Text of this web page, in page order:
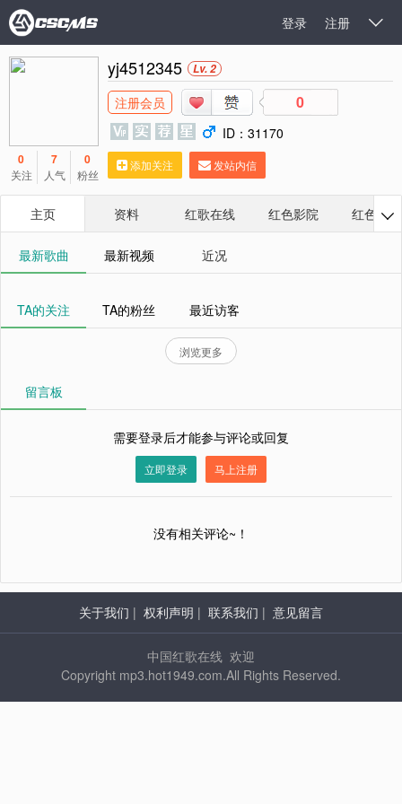

注册
登录
0
关注
7
人气
0
粉丝
yj4512345 Lv. 2
注册会员 0
ID：31170
添加关注 发站内信
主页 资料 红歌在线 红色影院 红色相册

最新歌曲 最新视频 近况
TA的关注 TA的粉丝 最近访客
浏览更多
留言板
需要登录后才能参与评论或回复
立即登录 马上注册
没有相关评论~！
关于我们 | 权利声明 | 联系我们 | 意见留言
中国红歌在线 欢迎
Copyright mp3.hot1949.com.All Rights Reserved.